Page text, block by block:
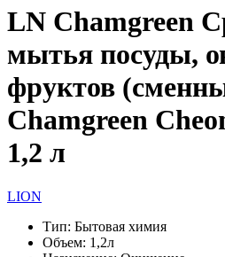
LN Chamgreen
мытья посуды,
фруктов
Chamgreen
1,2 л
LION
Тип: Бытовая химия
Объем: 1,2л